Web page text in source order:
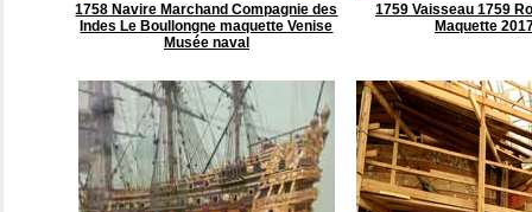
1758 Navire Marchand Compagnie des
Indes Le Boullongne maquette Venise
Musée naval
1759 Vaisseau 1759
Maquette